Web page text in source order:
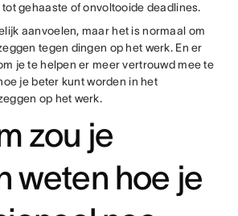
gehaaste of onvoltooide deadlines.
aanvoelen, maar het is normaal om
tegen dingen op het werk. En er
je te helpen er meer vertrouwd mee te
je beter kunt worden in het
op het werk.
zou je
weten hoe je